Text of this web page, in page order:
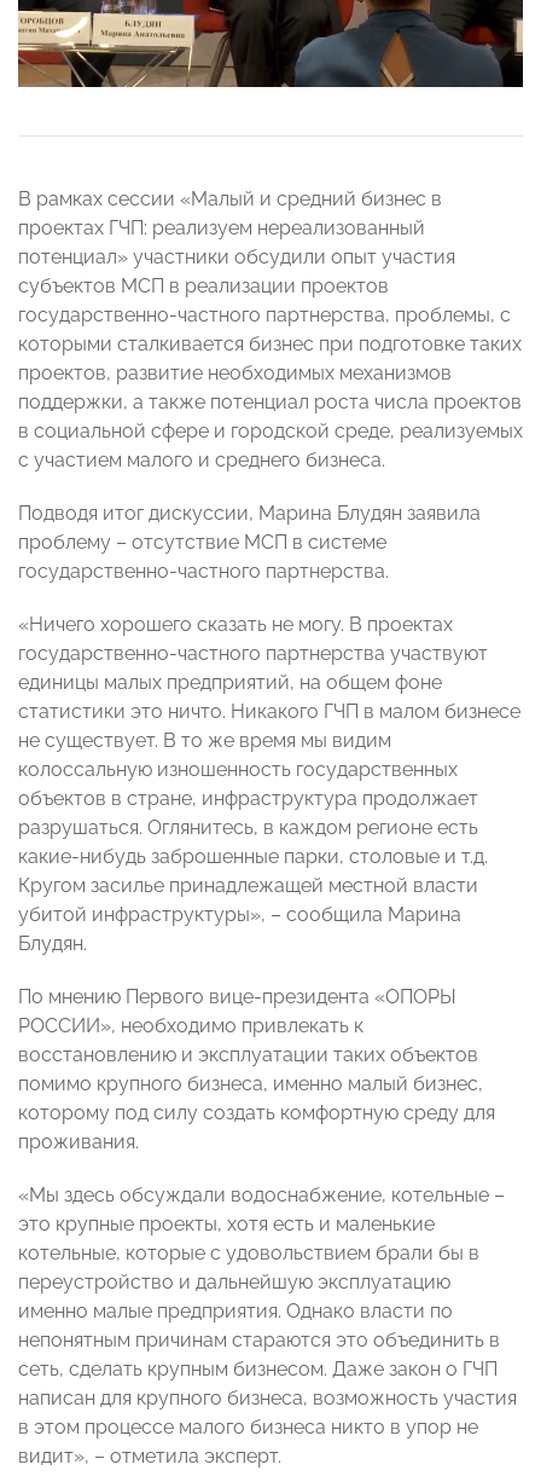
В рамках сессии «Малый и средний бизнес в
проектах ГЧП: реализуем нереализованный
потенциал» участники обсудили опыт участия
субъектов МСП в реализации проектов
государственно-частного партнерства, проблемы, с
которыми сталкивается бизнес при подготовке таких
проектов, развитие необходимых механизмов
поддержки, а также потенциал роста числа проектов
в социальной сфере и городской среде, реализуемых
с участием малого и среднего бизнеса.
Подводя итог дискуссии, Марина Блудян заявила
проблему – отсутствие МСП в системе
государственно-частного партнерства.
«Ничего хорошего сказать не могу. В проектах
государственно-частного партнерства участвуют
единицы малых предприятий, на общем фоне
статистики это ничто. Никакого ГЧП в малом бизнесе
не существует. В то же время мы видим
колоссальную изношенность государственных
объектов в стране, инфраструктура продолжает
разрушаться. Оглянитесь, в каждом регионе есть
какие-нибудь заброшенные парки, столовые и т.д.
Кругом засилье принадлежащей местной власти
убитой инфраструктуры», – сообщила Марина
Блудян.
По мнению Первого вице-президента «ОПОРЫ
РОССИИ», необходимо привлекать к
восстановлению и эксплуатации таких объектов
помимо крупного бизнеса, именно малый бизнес,
которому под силу создать комфортную среду для
проживания.
«Мы здесь обсуждали водоснабжение, котельные –
это крупные проекты, хотя есть и маленькие
котельные, которые с удовольствием брали бы в
переустройство и дальнейшую эксплуатацию
именно малые предприятия. Однако власти по
непонятным причинам стараются это объединить в
сеть, сделать крупным бизнесом. Даже закон о ГЧП
написан для крупного бизнеса, возможность участия
в этом процессе малого бизнеса никто в упор не
видит», – отметила эксперт.